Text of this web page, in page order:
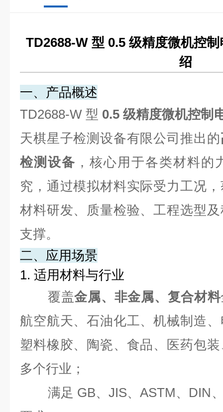
TD2688-W 型 0.5 级精度微机控
绍
一、产品概述
TD2688-W 型 0.5 级精度微机控制
天棋星子检测设备有限公司推出的
检测设备 ，核心用于各类材料
究，通过模拟材料实际受力工况
材料研发、质量检验、工程选型
支撑。
二、应用场景
1. 适用材料与行业
覆盖金属、非金属、复合材料
航空航天、石油化工、机械制造
塑料橡胶、陶瓷、食品、医药包
多个行业；
满足 GB、JIS、ASTM、DIN